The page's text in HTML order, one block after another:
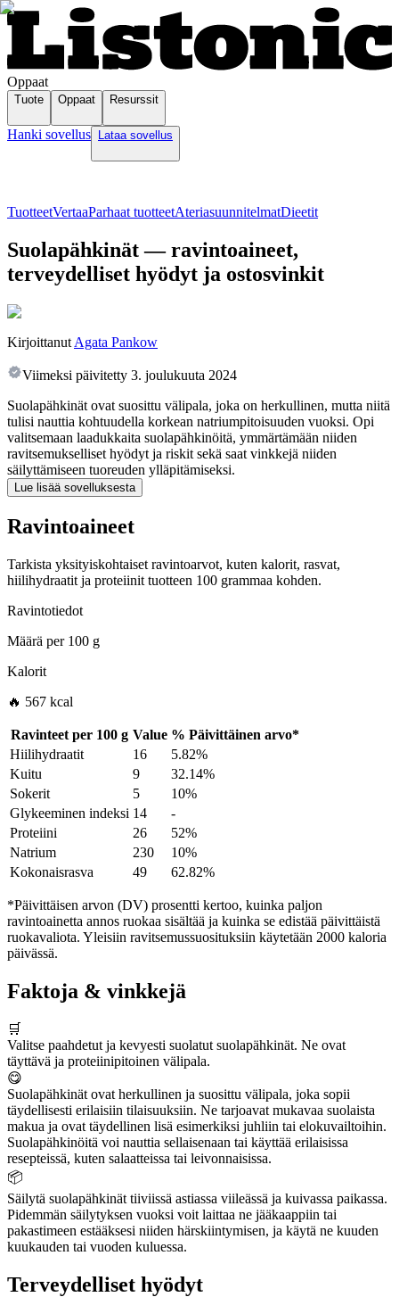
Oppaat
Tuote Oppaat Resurssit
Hanki sovellus Lataa sovellus
TuotteetVertaaParhaat tuotteetAteriasuunnitelmatDieetit
Suolapähkinät — ravintoaineet,
terveydelliset hyödyt ja ostosvinkit
Kirjoittanut Agata Pankow
Viimeksi päivitetty 3. joulukuuta 2024
Suolapähkinät ovat suosittu välipala, joka on herkullinen, mutta niitä
tulisi nauttia kohtuudella korkean natriumpitoisuuden vuoksi. Opi
valitsemaan laadukkaita suolapähkinöitä, ymmärtämään niiden
ravitsemukselliset hyödyt ja riskit sekä saat vinkkejä niiden
säilyttämiseen tuoreuden ylläpitämiseksi.
Lue lisää sovelluksesta
Ravintoaineet
Tarkista yksityiskohtaiset ravintoarvot, kuten kalorit, rasvat,
hiilihydraatit ja proteiinit tuotteen 100 grammaa kohden.
Ravintotiedot
Määrä per100 g
Kalorit
🔥 567 kcal
Ravinteet per 100 g Value % Päivittäinen arvo*
Hiilihydraatit
16
5.82%
Kuitu
9
32.14%
Sokerit
5
10%
Glykeeminen indeksi 14
-
Proteiini
26
52%
Natrium
230
10%
Kokonaisrasva
49 62.82%
*Päivittäisen arvon (DV) prosentti kertoo, kuinka paljon
ravintoainetta annos ruokaa sisältää ja kuinka se edistää päivittäistä
ruokavaliota. Yleisiin ravitsemussuosituksiin käytetään 2000 kaloria
päivässä.
Faktoja & vinkkejä
🛒
Valitse paahdetut ja kevyesti suolatut suolapähkinät. Ne ovat
täyttävä ja proteiinipitoinen välipala.
😋
Suolapähkinät ovat herkullinen ja suosittu välipala, joka sopii
täydellisesti erilaisiin tilaisuuksiin. Ne tarjoavat mukavaa suolaista
makua ja ovat täydellinen lisä esimerkiksi juhliin tai elokuvailtoihin.
Suolapähkinöitä voi nauttia sellaisenaan tai käyttää erilaisissa
resepteissä, kuten salaatteissa tai leivonnaisissa.
📦
Säilytä suolapähkinät tiiviissä astiassa viileässä ja kuivassa paikassa.
Pidemmän säilytyksen vuoksi voit laittaa ne jääkaappiin tai
pakastimeen estääksesi niiden härskiintymisen, ja käytä ne kuuden
kuukauden tai vuoden kuluessa.
Terveydelliset hyödyt